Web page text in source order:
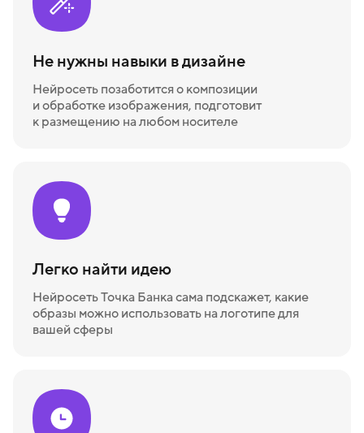
Не нужны навыки в дизайне
Нейросеть позаботится о композиции
и обработке изображения, подготовит
к размещению на любом носителе
Легко найти идею
Нейросеть Точка Банка сама подскажет, какие
образы можно использовать на логотипе для
вашей сферы